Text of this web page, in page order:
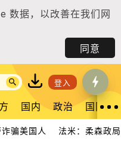
数据，以改善在我们网
同意
登入
国内 政治 国际
美国人 法米：柔森政局